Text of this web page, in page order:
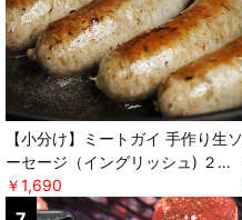
【小分け】ミートガイ 手作り生ソ
ーセージ（イングリッシュ) ２本
パック×２セット ＊軽減税率対
象 [ミートガイ]
￥1,690